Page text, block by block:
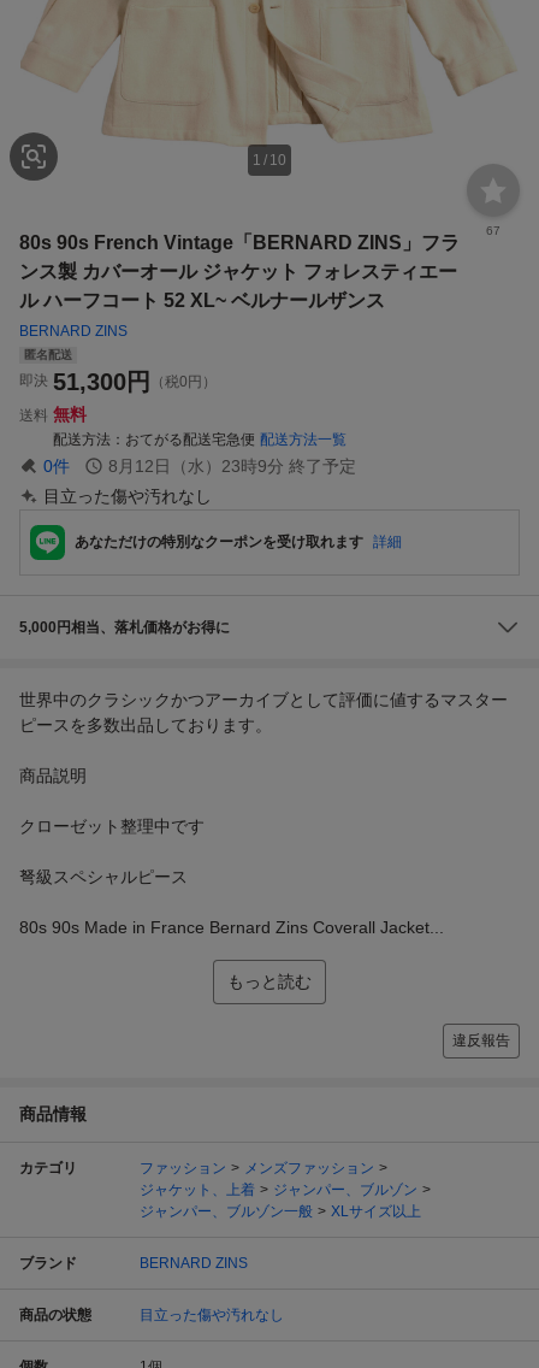
1 / 10
67
80s 90s French Vintage「BERNARD ZINS」フラ
ンス製 カバーオール ジャケット フォレスティエー
ル ハーフコート 52 XL~ ベルナールザンス
BERNARD ZINS
匿名配送
即決 51,300円
（税0円）
送料 無料
配送方法 おてがる配送宅急便 配送方法一覧
0件 8月12日（水）23時9分 終了予定
目立った傷や汚れなし
あなただけの特別なクーポンを受け取れます 詳細
5,000円相当、落札価格がお得に
世界中のクラシックかつアーカイブとして評価に値するマスター
ピースを多数出品しております。
商品説明
クローゼット整理中です
弩級スペシャルピース
80s 90s Made in France Bernard Zins Coverall Jacket...
もっと読む
違反報告
商品情報
カテゴリ ファッション
メンズファッション
ジャケット、上着
ジャンパー、ブルゾン
ジャンパー、ブルゾン一般
XLサイズ以上
ブランド BERNARD ZINS
商品の状態 目立った傷や汚れなし